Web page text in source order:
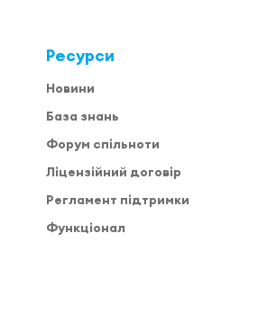
Ресурси
Новини
База знань
Форум спільноти
Ліцензійний договір
Регламент підтримки
Функціонал